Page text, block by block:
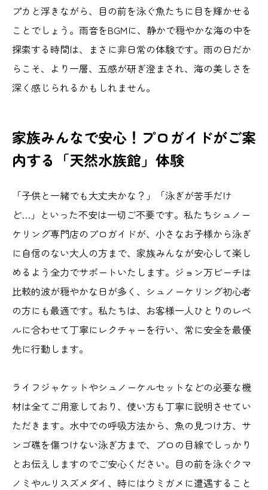
プカと浮きながら、目の前を泳ぐ魚たちに目を輝かせる
ことでしょう。雨音をBGMに、静かで穏やかな海の中を
探索する時間は、まさに非日常の体験です。雨の日だか
らこそ、より一層、五感が研ぎ澄まされ、海の美しさを
深く感じられるかもしれません。
家族みんなで安心！プロガイドがご案
内する「天然水族館」体験
「子供と一緒でも大丈夫かな？」「泳ぎが苦手だけ
ど…」といった不安は一切ご不要です。私たちシュノー
ケリング専門店のプロガイドが、小さなお子様から泳ぎ
に自信のない大人の方まで、家族みんなが安心して楽し
めるよう全力でサポートいたします。ジョン万ビーチは
比較的波が穏やかな日が多く、シュノーケリング初心者
の方にも最適です。私たちは、お客様一人ひとりのレベ
ルに合わせて丁寧にレクチャーを行い、常に安全を最優
先に行動します。
ライフジャケットやシュノーケルセットなどの必要な機
材は全てご用意しており、使い方も丁寧に説明させてい
ただきます。水中での呼吸方法から、魚の見つけ方、サ
ンゴ礁を傷つけない泳ぎ方まで、プロの目線でしっかり
とお伝えしますのでご安心ください。目の前を泳ぐクマ
ノミやルリスズメダイ、時にはウミガメに遭遇すること